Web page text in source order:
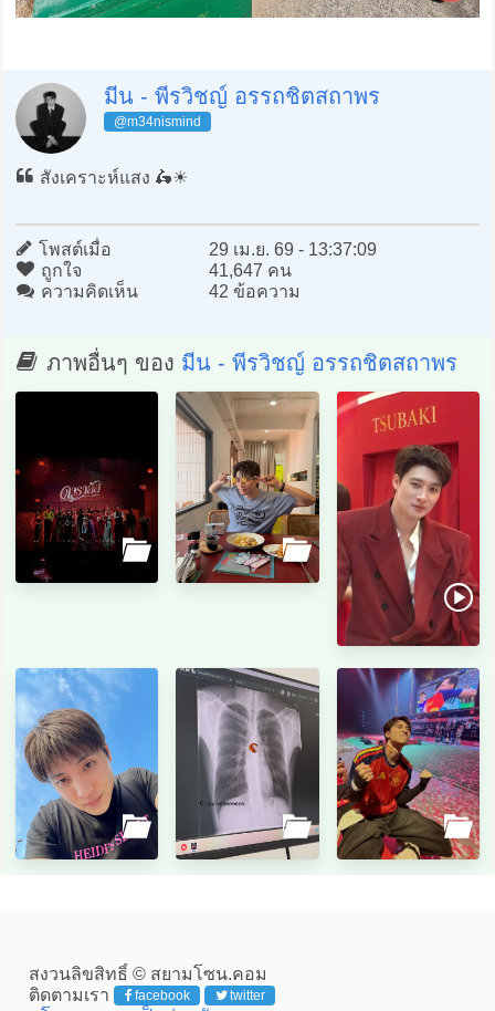
มีน - พีรวิชญ์ อรรถชิตสถาพร
@m34nismind
สังเคราะห์แสง 🛵☀️
โพสต์เมื่อ
29 เม.ย. 69 - 13:37:09
ถูกใจ
41,647 คน
ความคิดเห็น
42 ข้อความ
ภาพอื่นๆ ของ มีน - พีรวิชญ์ อรรถชิตสถาพร
สงวนลิขสิทธิ์ © สยามโซน.คอม
ติดตามเรา
facebook twitter